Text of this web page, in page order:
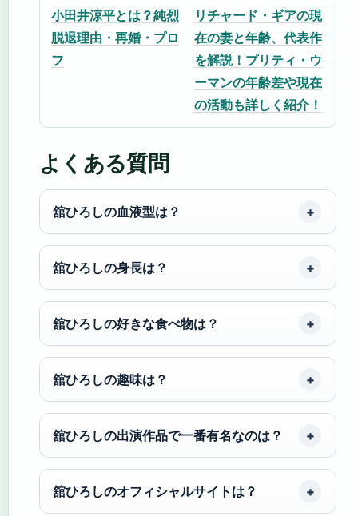
小田井涼平とは？純烈
脱退理由・再婚・プロ
フ
リチャード・ギアの現
在の妻と年齢、代表作
を解説！プリティ・ウ
ーマンの年齢差や現在
の活動も詳しく紹介！
よくある質問
舘ひろしの血液型は？
舘ひろしの身長は？
舘ひろしの好きな食べ物は？
舘ひろしの趣味は？
舘ひろしの出演作品で一番有名なのは？
舘ひろしのオフィシャルサイトは？